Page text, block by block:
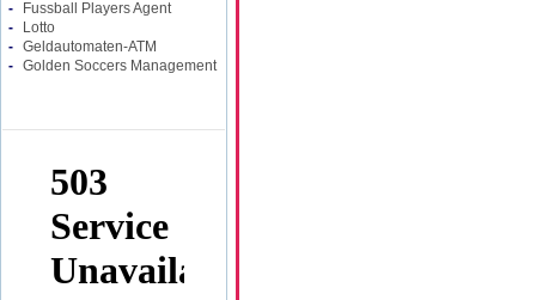
-
Fussball Players Agent
-
Lotto
- Geldautomaten-ATM
- Golden Soccers Management